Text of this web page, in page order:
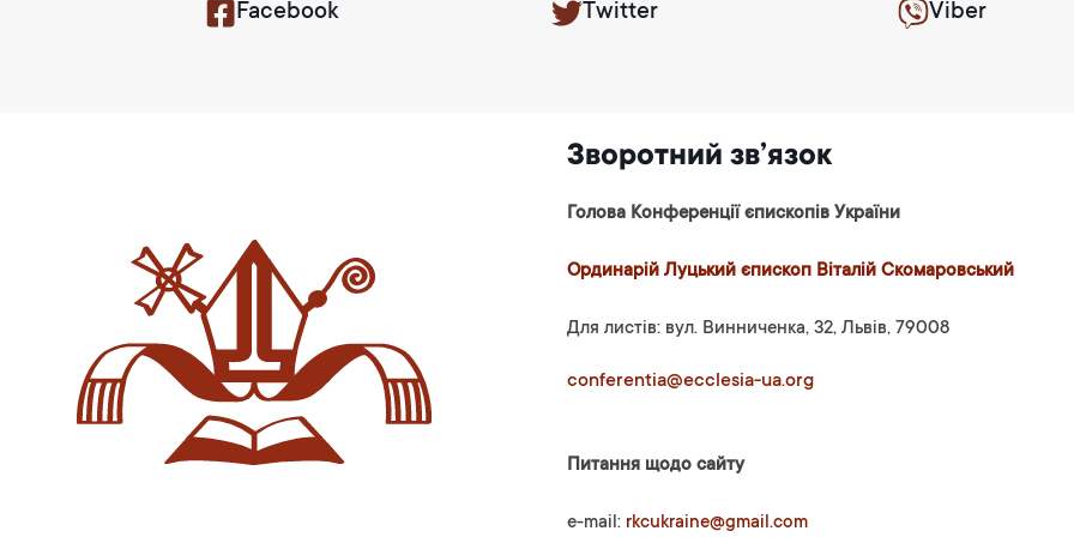
Facebook Twitter Viber
Зворотний зв’язок
Голова Конференції єпископів України
Ординарій Луцький єпископ Віталій Скомаровський
Для листів: вул. Винниченка, 32, Львів, 79008
conferentia@ecclesia-ua.org
Питання щодо сайту
e-mail: rkcukraine@gmail.com